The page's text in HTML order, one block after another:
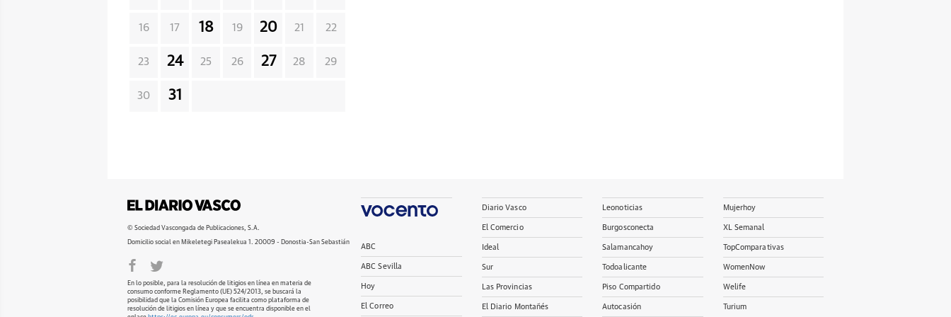
16 17 18 19 20 21 22
23 24 25 26 27 28 29
30 31
© Sociedad Vascongada de Publicaciones, S.A.
Domicilio social en Mikeletegi Pasealekua 1. 20009 - Donostia-San Sebastián
En lo posible, para la resolución de litigios en línea en materia de
consumo conforme Reglamento (UE) 524/2013, se buscará la
posibilidad que la Comisión Europea facilita como plataforma de
resolución de litigios en línea y que se encuentra disponible en el
ABC
ABC Sevilla
Hoy
El Correo
Diario Vasco
El Comercio
Ideal
Sur
Las Provincias
El Diario Montañés
Leonoticias
Burgosconecta
Salamancahoy
Todoalicante
Piso Compartido
Autocasión
Mujerhoy
XL Semanal
TopComparativas
WomenNow
Welife
Turium